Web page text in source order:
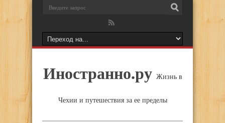
Иностранно.ру Жизнь в
Чехии и путешествия за ее пределы